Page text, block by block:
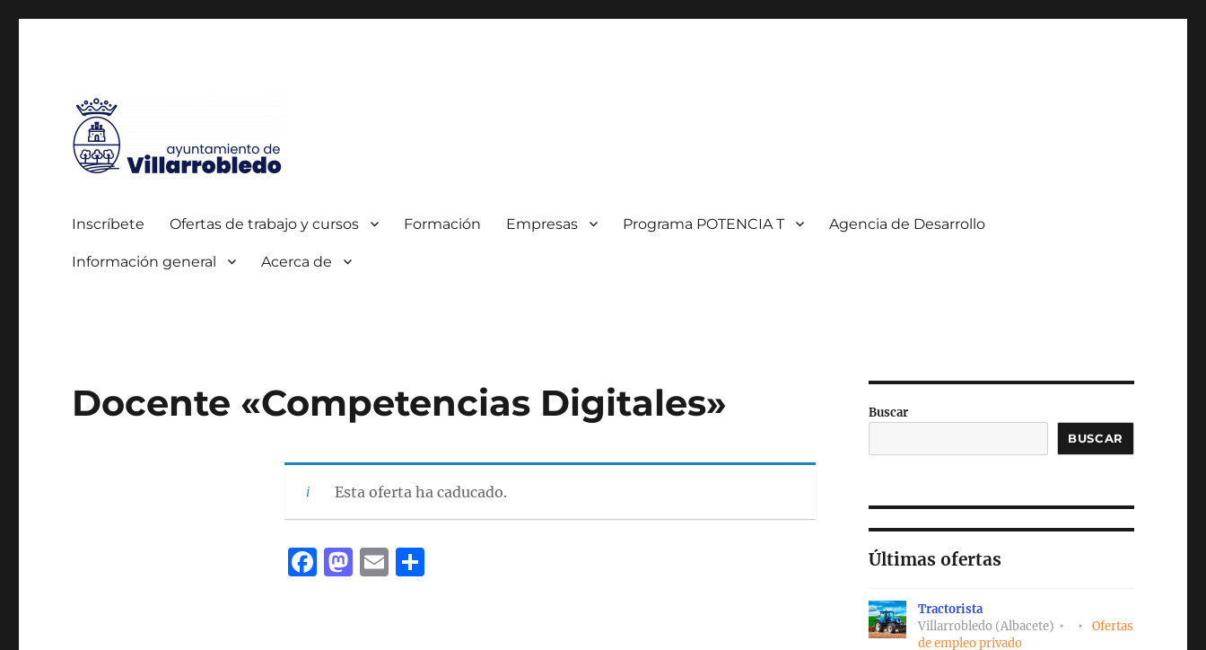
Inscríbete Ofertas de trabajo y cursos Formación Empresas Programa POTENCIA T Agencia de Desarrollo
Información general Acerca de
Docente «Competencias Digitales»
Esta oferta ha caducado.
F M E C
Buscar
BUSCAR
Últimas ofertas
Tractorista
Villarrobledo (Albacete)
Ofertas
de empleo privado